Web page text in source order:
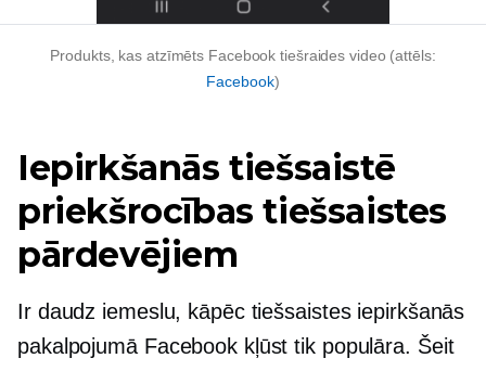
Produkts, kas atzīmēts Facebook tiešraides video (attēls:
Facebook)
Iepirkšanās tiešsaistē
priekšrocības tiešsaistes
pārdevējiem
Ir daudz iemeslu, kāpēc tiešsaistes iepirkšanās
pakalpojumā Facebook kļūst tik populāra. Šeit